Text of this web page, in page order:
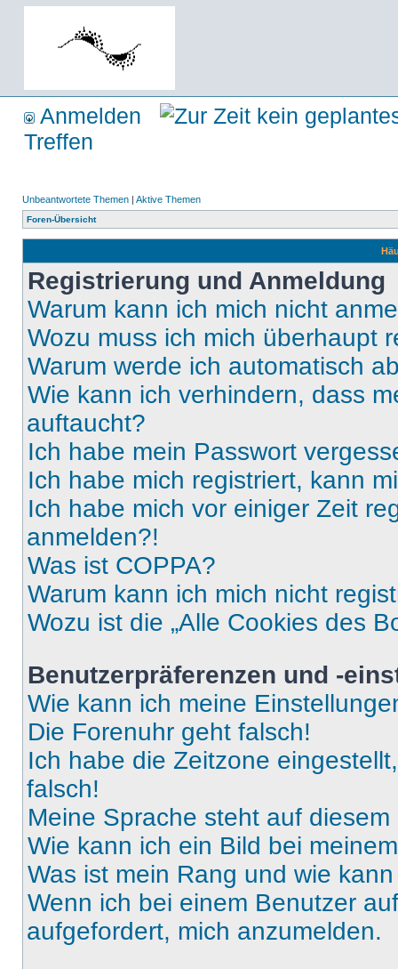
Anmelden
Treffen
Unbeantwortete Themen | Aktive Themen
Foren-Übersicht
Registrierung und Anmeldung
Warum kann ich mich nicht
Wozu muss ich mich überhaupt
Warum werde ich automatisch
Wie kann ich verhindern, dass
auftaucht?
Ich habe mein Passwort
Ich habe mich registriert, kann
Ich habe mich vor einiger Zeit
anmelden?!
Was ist COPPA?
Warum kann ich mich nicht
Wozu ist die „Alle Cookies des
Benutzerpräferenzen und -
Wie kann ich meine
Die Forenuhr geht falsch!
Ich habe die Zeitzone
falsch!
Meine Sprache steht auf
Wie kann ich ein Bild bei
Was ist mein Rang und wie
Wenn ich bei einem Benutzer
aufgefordert, mich anzumelden.